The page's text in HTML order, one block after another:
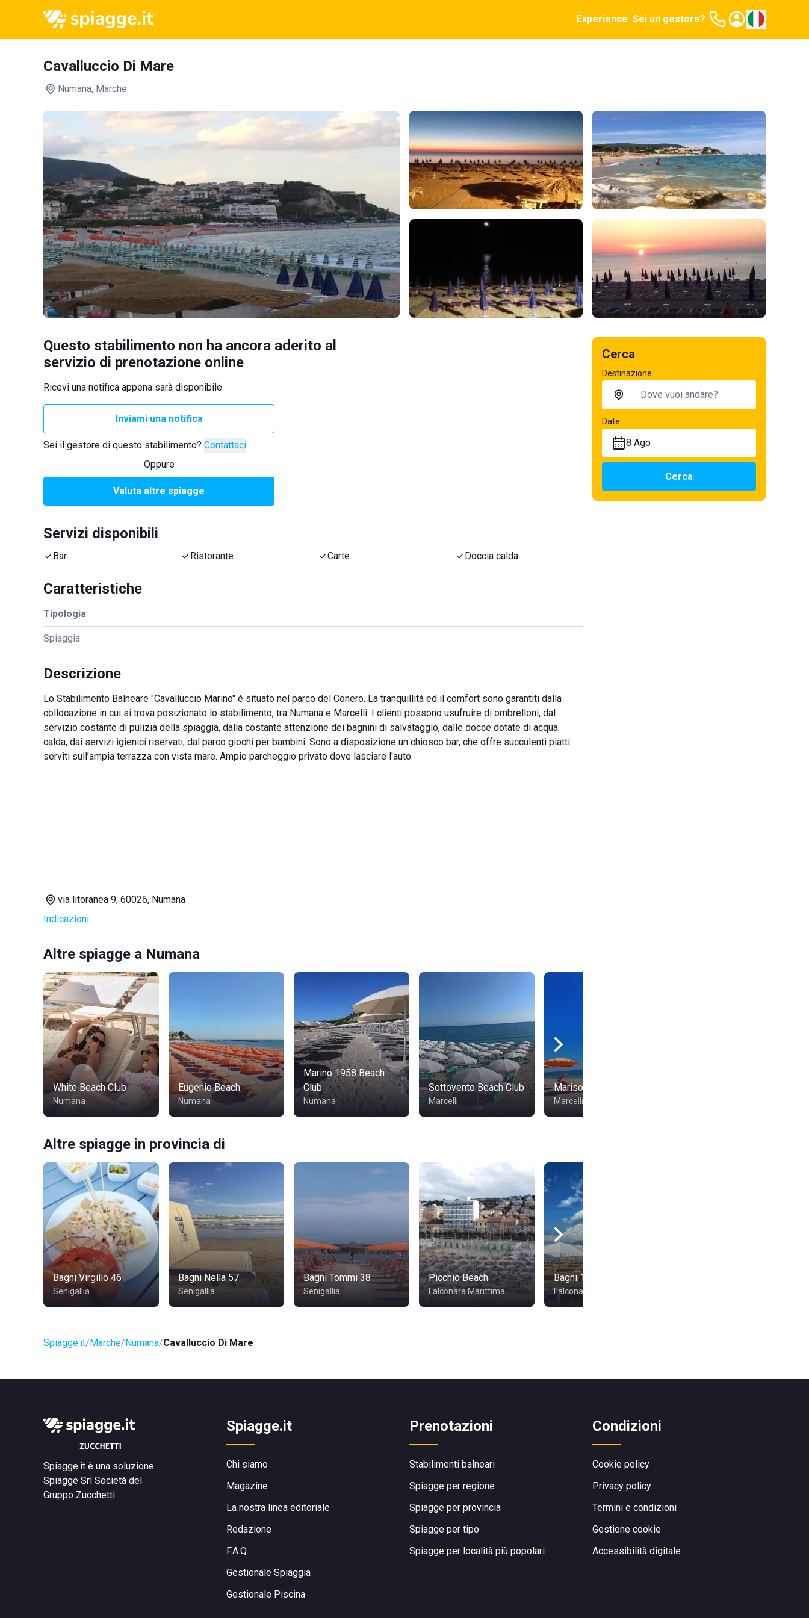
Experience Sei un gestore?
Cavalluccio Di Mare
Numana, Marche
Questo stabilimento non ha ancora aderito al
servizio di prenotazione online
Ricevi una notifica appena sarà disponibile
Inviami una notifica
Sei il gestore di questo stabilimento? Contattaci
Oppure
Valuta altre spiagge
Servizi disponibili
Bar Ristorante Carte Doccia calda
Caratteristiche
Tipologia
Spiaggia
Descrizione
Lo Stabilimento Balneare "Cavalluccio Marino" è situato nel parco del Conero. La tranquillità ed il comfort sono garantiti dalla
collocazione in cui si trova posizionato lo stabilimento, tra Numana e Marcelli. I clienti possono usufruire di ombrelloni, dal
servizio costante di pulizia della spiaggia, dalla costante attenzione dei bagnini di salvataggio, dalle docce dotate di acqua
calda, dai servizi igienici riservati, dal parco giochi per bambini. Sono a disposizione un chiosco bar, che offre succulenti piatti
serviti sull’ampia terrazza con vista mare. Ampio parcheggio privato dove lasciare l'auto.
via litoranea 9, 60026, Numana
Indicazioni
Altre spiagge a Numana
White Beach Club
Numana
Eugenio Beach
Numana
Marino 1958 Beach
Club
Numana
Sottovento Beach Club
Marcelli
Marisol
Marcelli
Altre spiagge in provincia di
Bagni Virgilio 46
Senigallia
Bagni Nella 57
Senigallia
Bagni Tommi 38
Senigallia
Picchio Beach
Falconara Marittima
Bagni 18 Giemme
Falconara Marittima
Spiagge.it Marche Numana Cavalluccio Di Mare
Cerca
Destinazione
Date
8 Ago
Cerca
Spiagge.it è una soluzione
Spiagge Srl Società del
Gruppo Zucchetti
Spiagge.it
Chi siamo
Magazine
La nostra linea editoriale
Redazione
F.A.Q.
Gestionale Spiaggia
Gestionale Piscina
Prenotazioni
Stabilimenti balneari
Spiagge per regione
Spiagge per provincia
Spiagge per tipo
Spiagge per località più popolari
Condizioni
Cookie policy
Privacy policy
Termini e condizioni
Gestione cookie
Accessibilità digitale